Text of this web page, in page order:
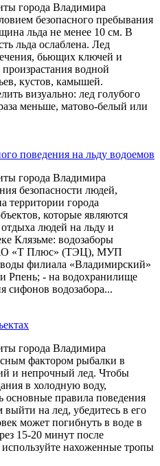
города Владимира
безопасного пребывания
льда не менее 10 см. В
льда ослаблена. Лед
бьющих ключей и
водной
кустов, камышей.
визуально: лед голубого
меньше, матово-белый или
поведения на льду водоемов
города Владимира
безопасности людей,
территории города
которые являются
людей на льду и
Клязьме: водозаборы
«Т Плюс» (ТЭЦ), МУП
филиала «Владимирский»
- на водохранилище
сифонов водозабора...
города Владимира
фактором рыбалки в
и непрочный лед. Чтобы
в холодную воду,
основные правила поведения
на лед, убедитесь в его
может погибнуть в воде в
15-20 минут после
нахоженные тропы